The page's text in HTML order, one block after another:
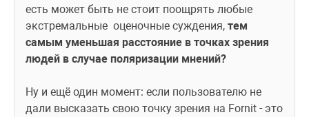
есть может быть не стоит поощрять любые
экстремальные  оценочные суждения, тем
самым уменьшая расстояние в точках зрения
людей в случае поляризации мнений?
Ну и ещё один момент: если пользователю не
дали высказать свою точку зрения на Fornit - это